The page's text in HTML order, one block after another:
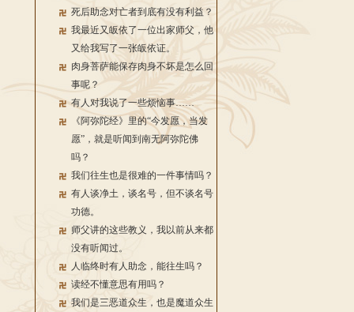
死后助念对亡者到底有没有利益？
我最近又皈依了一位出家师父，他
又给我写了一张皈依证。
肉身菩萨能保存肉身不坏是怎么回
事呢？
有人对我说了一些烦恼事……
《阿弥陀经》里的“今发愿，当发
愿”，就是听闻到南无阿弥陀佛
吗？
我们往生也是很难的一件事情吗？
有人谈净土，谈名号，但不谈名号
功德。
师父讲的这些教义，我以前从来都
没有听闻过。
人临终时有人助念，能往生吗？
读经不懂意思有用吗？
我们是三恶道众生，也是魔道众生